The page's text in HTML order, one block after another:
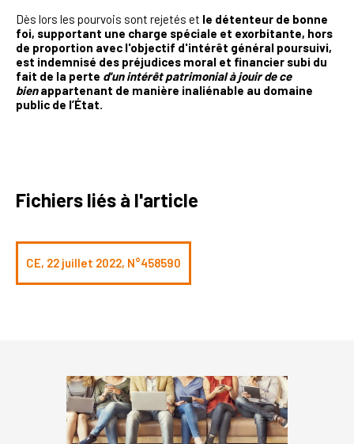
Dès lors les pourvois sont rejetés et le détenteur de bonne
foi, supportant une charge spéciale et exorbitante, hors
de proportion avec l'objectif d'intérêt général poursuivi,
est indemnisé des préjudices moral et financier subi du
fait de la perte d'un intérêt patrimonial à jouir de ce
bienappartenant de manière inaliénable au domaine
public de l’État.
Fichiers liés à l'article
CE, 22 juillet 2022, N°458590